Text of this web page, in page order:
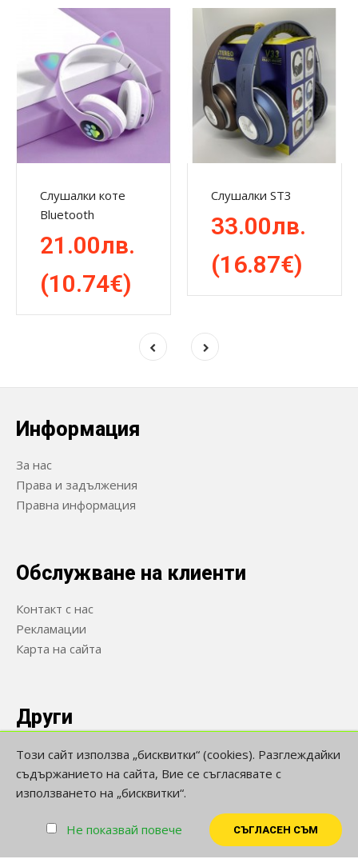
Този сайт използва „бисквитки“ (cookies). Разглеждайки
съдържанието на сайта, Вие се съгласявате с
използването на „бисквитки“.
Не показвай повече СЪГЛАСЕН СЪМ
Слушалки коте
Bluetooth
21.00лв.
(10.74€)
Слушалки ST3
33.00лв.
(16.87€)
Информация
За нас
Права и задължения
Правна информация
Обслужване на клиенти
Контакт с нас
Рекламации
Карта на сайта
Други
Производители
Ваучери
Намалени
High Club © 2026